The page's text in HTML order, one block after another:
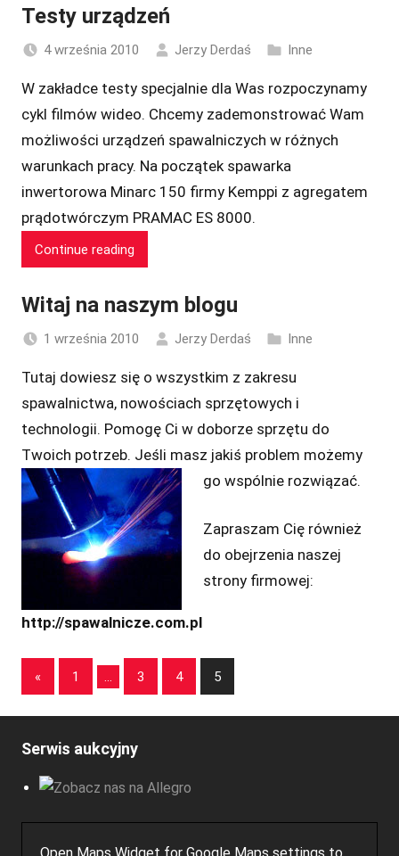
Testy urządzeń
4 września 2010 Jerzy Derdaś Inne
W zakładce testy specjalnie dla Was rozpoczynamy
cykl filmów wideo. Chcemy zademonstrować Wam
możliwości urządzeń spawalniczych w różnych
warunkach pracy. Na początek spawarka
inwertorowa Minarc 150 firmy Kemppi z agregatem
prądotwórczym PRAMAC ES 8000.
Continue reading
Witaj na naszym blogu
1 września 2010 Jerzy Derdaś Inne
Tutaj dowiesz się o wszystkim z zakresu
spawalnictwa, nowościach sprzętowych i
technologii. Pomogę Ci w doborze sprzętu do
Twoich potrzeb. Jeśli masz jakiś problem możemy
go wspólnie rozwiązać.
Zapraszam Cię również
do obejrzenia naszej
strony firmowej:
http://spawalnicze.com.pl
Stronicowanie
« Previous
Posts
1 3 4 5
Serwis aukcyjny